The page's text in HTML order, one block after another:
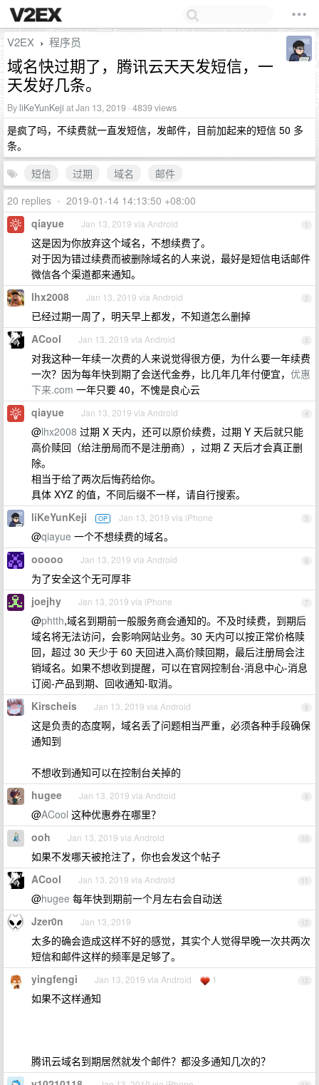
V2EX › 程序员
域名快过期了，腾讯云天天发短信，一
天发好几条。
By liKeYunKeji at Jan 13, 2019 · 4839 views
是疯了吗，不续费就一直发短信，发邮件，目前加起来的短信 50 多
条。
短信
过期 域名
邮件
20 replies • 2019-01-14 14:13:50 +08:00
1
qiayue Jan 13, 2019 via Android
这是因为你放弃这个域名，不想续费了。
对于因为错过续费而被删除域名的人来说，最好是短信电话邮件
微信各个渠道都来通知。
2
lhx2008 Jan 13, 2019 via Android
已经过期一周了，明天早上都发，不知道怎么删掉
3
ACool Jan 13, 2019 via Android
对我这种一年续一次费的人来说觉得很方便，为什么要一年续费
一次？因为每年快到期了会送代金券，比几年几年付便宜， 优惠
下来.com 一年只要 40，不愧是良心云
4
qiayue Jan 13, 2019 via Android
@lhx2008 过期 X 天内，还可以原价续费，过期 Y 天后就只能
高价赎回（给注册局而不是注册商），过期 Z 天后才会真正删
除。
相当于给了两次后悔药给你。
具体 XYZ 的值，不同后缀不一样，请自行搜索。
5
liKeYunKeji OP Jan 13, 2019 via iPhone
@qiayue 一个不想续费的域名。
6
ooooo Jan 13, 2019 via Android
为了安全这个无可厚非
7
joejhy Jan 13, 2019 via iPhone
@phtth,域名到期前一般服务商会通知的。不及时续费，到期后
域名将无法访问，会影响网站业务。30 天内可以按正常价格赎
回，超过 30 天少于 60 天回进入高价赎回期，最后注册局会注
销域名。如果不想收到提醒，可以在官网控制台-消息中心-消息
订阅-产品到期、回收通知-取消。
8
Kirscheis Jan 13, 2019 via Android
这是负责的态度啊，域名丢了问题相当严重，必须各种手段确保
通知到
不想收到通知可以在控制台关掉的
9
hugee Jan 13, 2019 via Android
@ACool 这种优惠券在哪里？
10
ooh Jan 13, 2019 via Android
如果不发哪天被抢注了，你也会发这个帖子
11
ACool Jan 13, 2019 via Android
@hugee 每年快到期前一个月左右会自动送
12
Jzer0n Jan 13, 2019
太多的确会造成这样不好的感觉，其实个人觉得早晚一次共两次
短信和邮件这样的频率是足够了。
13
yingfengi Jan 13, 2019 via Android 1
如果不这样通知
腾讯云域名到期居然就发个邮件？都没多通知几次的？